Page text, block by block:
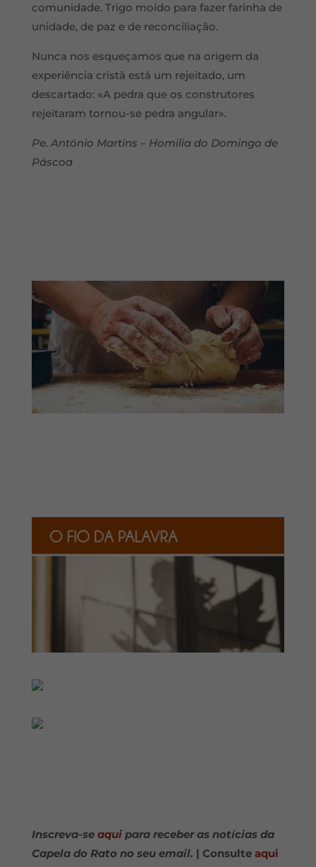
comunidade. Trigo moído para fazer farinha de
unidade, de paz e de reconciliação.
Nunca nos esqueçamos que na origem da
experiência cristã está um rejeitado, um
descartado: «A pedra que os construtores
rejeitaram tornou-se pedra angular».
Pe. António Martins – Homilia do Domingo de
Páscoa
Inscreva-se aquipara receber as notícias da
Capela do Rato no seu email. | Consulte aqui